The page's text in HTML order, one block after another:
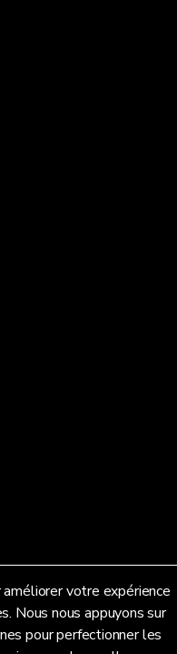
votre expérience
Nous nous appuyons sur
pour perfectionner les